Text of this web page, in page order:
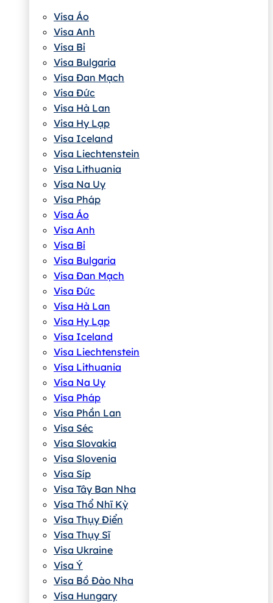
Visa Áo
Visa Anh
Visa Bỉ
Visa Bulgaria
Visa Đan Mạch
Visa Đức
Visa Hà Lan
Visa Hy Lạp
Visa Iceland
Visa Liechtenstein
Visa Lithuania
Visa Na Uy
Visa Pháp
Visa Áo
Visa Anh
Visa Bỉ
Visa Bulgaria
Visa Đan Mạch
Visa Đức
Visa Hà Lan
Visa Hy Lạp
Visa Iceland
Visa Liechtenstein
Visa Lithuania
Visa Na Uy
Visa Pháp
Visa Phần Lan
Visa Séc
Visa Slovakia
Visa Slovenia
Visa Síp
Visa Tây Ban Nha
Visa Thổ Nhĩ Kỳ
Visa Thụy Điển
Visa Thụy Sĩ
Visa Ukraine
Visa Ý
Visa Bồ Đào Nha
Visa Hungary